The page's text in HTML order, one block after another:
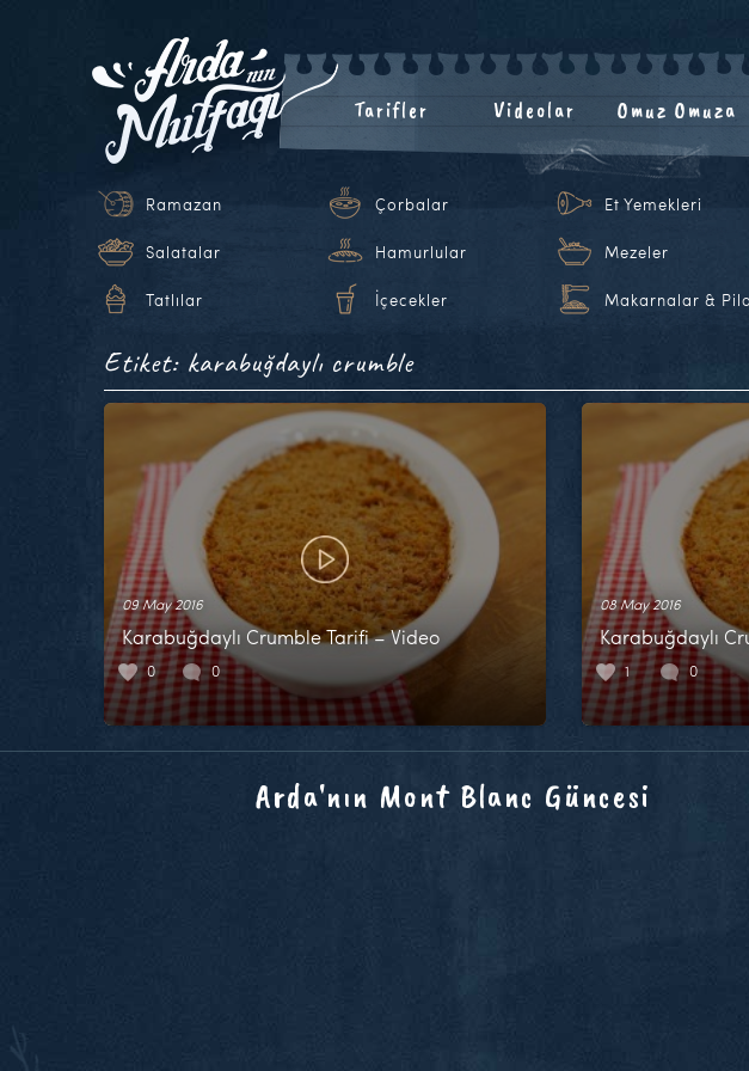
Tarifler Videolar Omuz Omuza
Ramazan Çorbalar Et Yemekleri
Salatalar Hamurlular Mezeler
Tatlılar İçecekler Makarnalar &
Etiket: karabuğdaylı crumble
09 May 2016
Karabuğdaylı Crumble Tarifi – Video
0 0
08 May 2016
Karabuğdaylı
1 0
Arda'nın Mont Blanc Güncesi